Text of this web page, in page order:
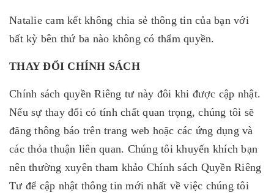
Natalie cam kết không chia sẻ thông tin của bạn với
bất kỳ bên thứ ba nào không có thẩm quyền.
THAY ĐỔI CHÍNH SÁCH
Chính sách quyền Riêng tư này đôi khi được cập nhật.
Nếu sự thay đổi có tính chất quan trọng, chúng tôi sẽ
đăng thông báo trên trang web hoặc các ứng dụng và
các thỏa thuận liên quan. Chúng tôi khuyến khích bạn
nên thường xuyên tham khảo Chính sách Quyền Riêng
Tư để cập nhật thông tin mới nhất về việc chúng tôi